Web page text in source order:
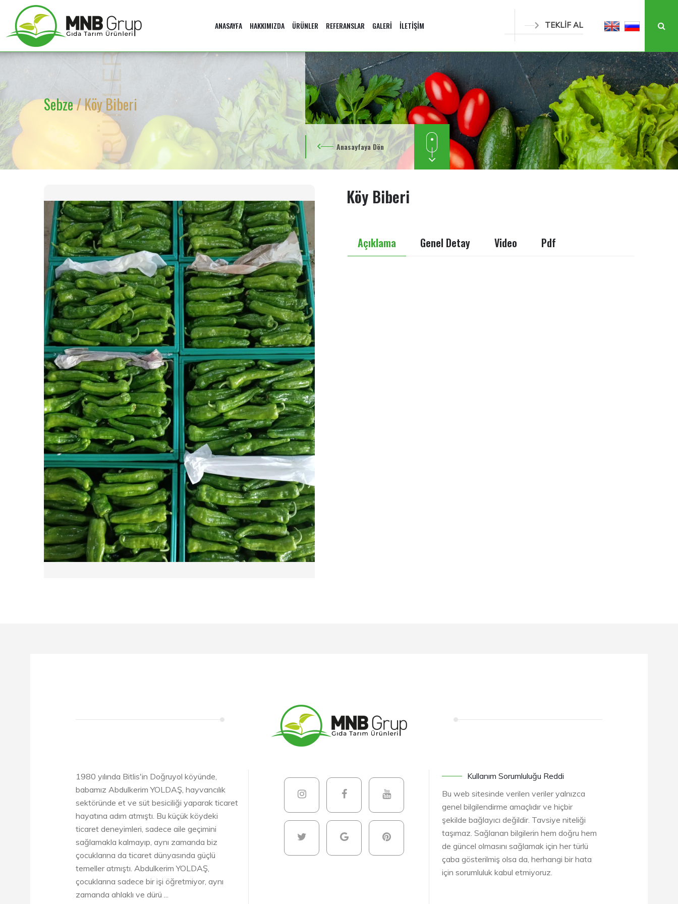
ANASAYFA HAKKIMIZDA ÜRÜNLER REFERANSLAR GALERİ İLETİŞİM TEKLİF AL
ÜRÜNLER
Sebze/ Köy Biberi
Anasayfaya Dön
Köy Biberi
Açıklama Genel Detay Video Pdf
1980 yılında Bitlis'in Doğruyol köyünde,
babamız Abdulkerim YOLDAŞ, hayvancılık
sektöründe et ve süt besiciliği yaparak ticaret
hayatına adım atmıştı. Bu küçük köydeki
ticaret deneyimleri, sadece aile geçimini
sağlamakla kalmayıp, aynı zamanda biz
çocuklarına da ticaret dünyasında güçlü
temeller atmıştı. Abdulkerim YOLDAŞ,
çocuklarına sadece bir işi öğretmiyor, aynı
zamanda ahlaklı ve dürü ...
Kullanım Sorumluluğu Reddi
Bu web sitesinde verilen veriler yalnızca
genel bilgilendirme amaçlıdır ve hiçbir
şekilde bağlayıcı değildir. Tavsiye niteliği
taşımaz. Sağlanan bilgilerin hem doğru hem
de güncel olmasını sağlamak için her türlü
çaba gösterilmiş olsa da, herhangi bir hata
için sorumluluk kabul etmiyoruz.